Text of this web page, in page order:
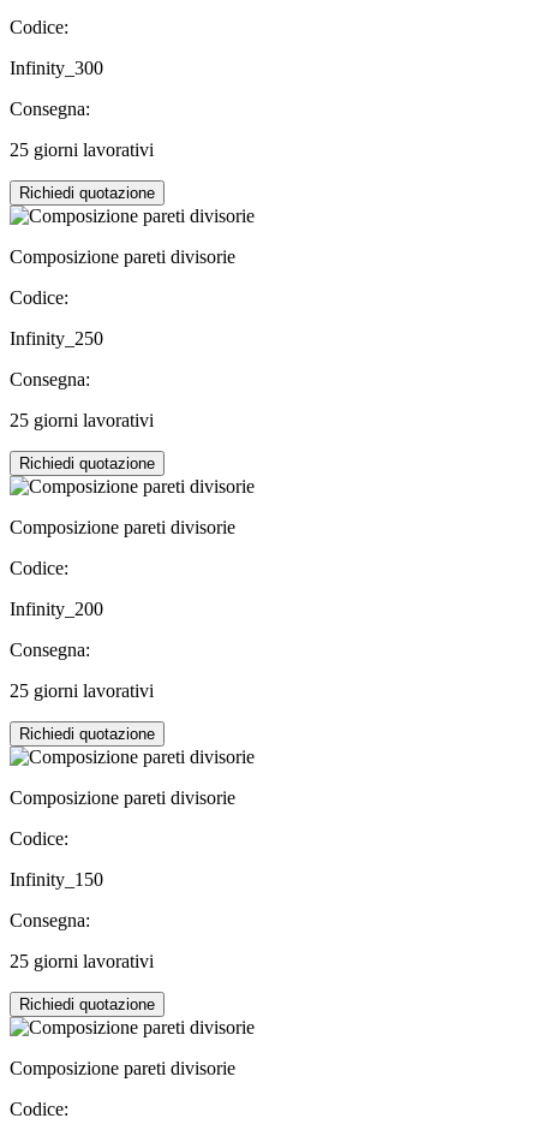
Codice:
Infinity_300
Consegna:
25 giorni lavorativi
Richiedi quotazione
Composizione pareti divisorie
Codice:
Infinity_250
Consegna:
25 giorni lavorativi
Richiedi quotazione
Composizione pareti divisorie
Codice:
Infinity_200
Consegna:
25 giorni lavorativi
Richiedi quotazione
Composizione pareti divisorie
Codice:
Infinity_150
Consegna:
25 giorni lavorativi
Richiedi quotazione
Composizione pareti divisorie
Codice: